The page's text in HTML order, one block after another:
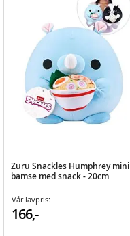
Zuru Snackles Humphrey mini
bamse med snack - 20cm
Vår lavpris:
166,-